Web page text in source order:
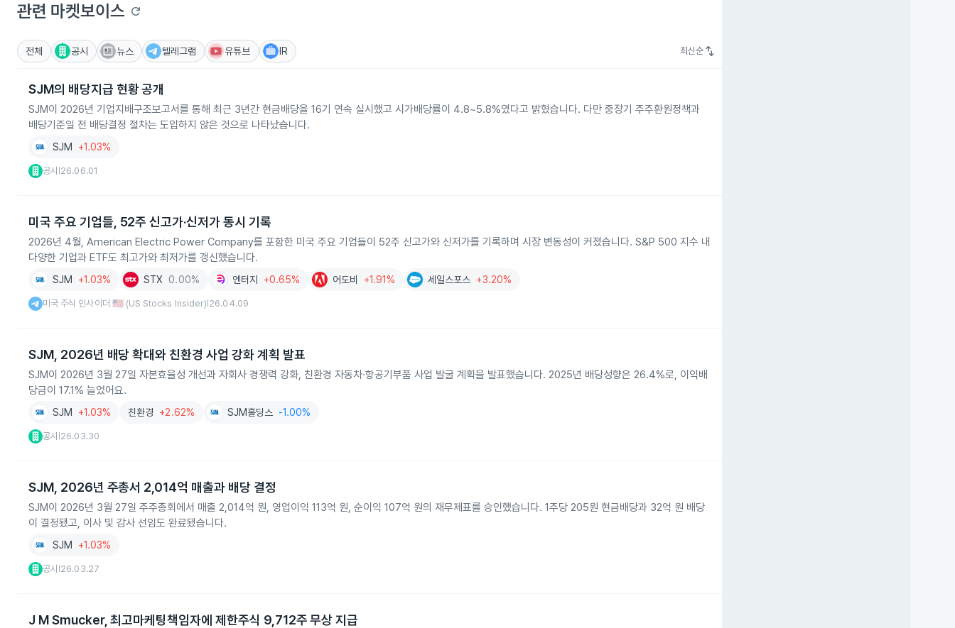
관련 마켓보이스 refresh
전체 공시 뉴스 텔레그램 유튜브 IR 최신순 swap_vert
SJM의 배당지급 현황 공개
SJM이 2026년 기업지배구조보고서를 통해 최근 3년간 현금배당을 16기 연속 실시했고 시가배당률이 4.8~5.8%였다고 밝혔습니다. 다만 중장기 주주환원정책과
배당기준일 전 배당결정 절차는 도입하지 않은 것으로 나타났습니다.
SJM +1.03%
공시 26.06.01
미국 주요 기업들, 52주 신고가·신저가 동시 기록
2026년 4월, American Electric Power Company를 포함한 미국 주요 기업들이 52주 신고가와 신저가를 기록하며 시장 변동성이 커졌습니다. S&P 500 지수 내
다양한 기업과 ETF도 최고가와 최저가를 갱신했습니다.
SJM +1.03% STX 0.00% 엔터지 +0.65% 어도비 +1.91% 세일스포스 +3.20%
미국 주식 인사이더 🇺🇸 (US Stocks Insider) 26.04.09
SJM, 2026년 배당 확대와 친환경 사업 강화 계획 발표
SJM이 2026년 3월 27일 자본효율성 개선과 자회사 경쟁력 강화, 친환경 자동차·항공기부품 사업 발굴 계획을 발표했습니다. 2025년 배당성향은 26.4%로, 이익배
당금이 17.1% 늘었어요.
SJM +1.03% 친환경 +2.62% SJM홀딩스 -1.00%
공시 26.03.30
SJM, 2026년 주총서 2,014억 매출과 배당 결정
SJM이 2026년 3월 27일 주주총회에서 매출 2,014억 원, 영업이익 113억 원, 순이익 107억 원의 재무제표를 승인했습니다. 1주당 205원 현금배당과 32억 원 배당
이 결정됐고, 이사 및 감사 선임도 완료됐습니다.
SJM +1.03%
공시 26.03.27
J M Smucker, 최고마케팅책임자에 제한주식 9,712주 무상 지급